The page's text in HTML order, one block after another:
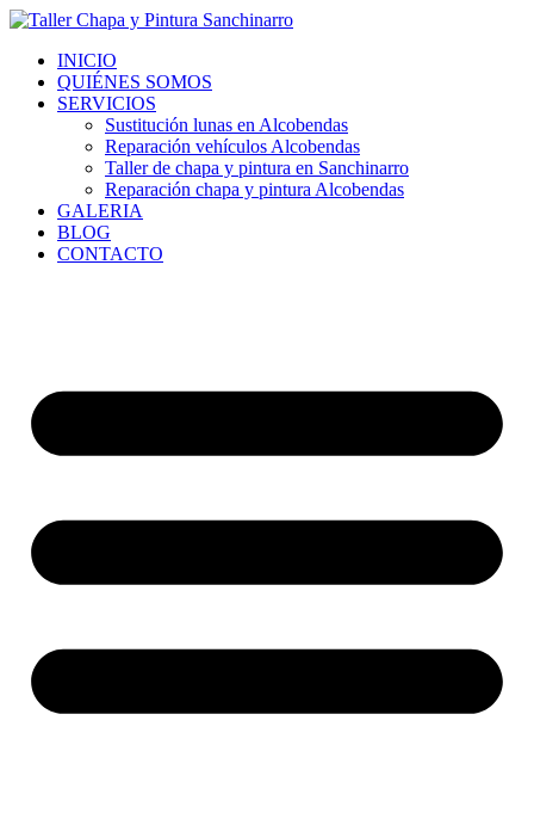
Ir
contenidoINICIO
QUIÉNES SOMOS
SERVICIOS
Sustitución lunas en Alcobendas
Reparación vehículos Alcobendas
Taller de chapa y pintura en Sanchinarro
Reparación chapa y pintura Alcobendas
GALERIA
BLOG
CONTACTO